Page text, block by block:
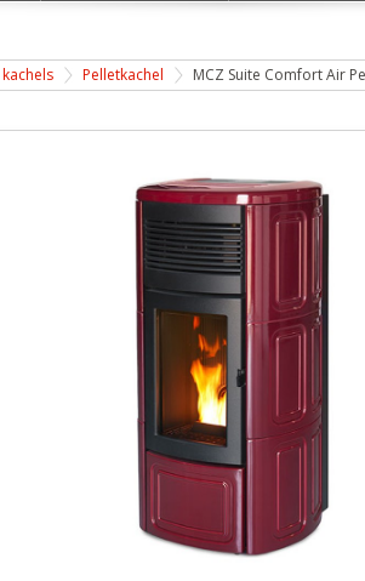
Pelletkachel MCZ Suite Comfort Air